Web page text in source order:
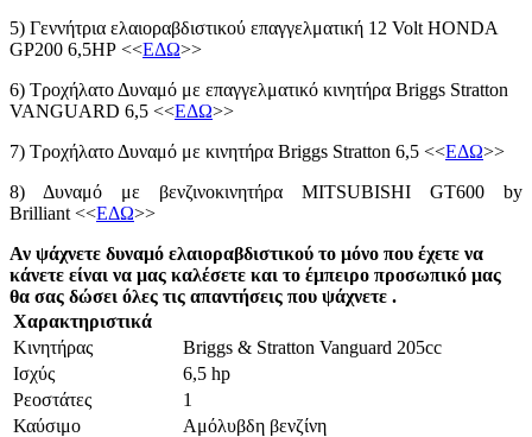
5) Γεννήτρια ελαιοραβδιστικού επαγγελματική 12 Volt HONDA
GP200 6,5HP <<ΕΔΩ>>
6) Τροχήλατο Δυναμό με επαγγελματικό κινητήρα Briggs Stratton
VANGUARD 6,5 <<ΕΔΩ>>
7) Τροχήλατο Δυναμό με κινητήρα Briggs Stratton 6,5 <<ΕΔΩ>>
8) Δυναμό με βενζινοκινητήρα MITSUBISHI GT600 by
Brilliant <<ΕΔΩ>>
Αν ψάχνετε δυναμό ελαιοραβδιστικού το μόνο που έχετε να
κάνετε είναι να μας καλέσετε και το έμπειρο προσωπικό μας
θα σας δώσει όλες τις απαντήσεις που ψάχνετε .
Χαρακτηριστικά
Κινητήρας
Briggs & Stratton Vanguard 205cc
Ισχύς
6,5 hp
Ρεοστάτες
1
Καύσιμο
Αμόλυβδη βενζίνη